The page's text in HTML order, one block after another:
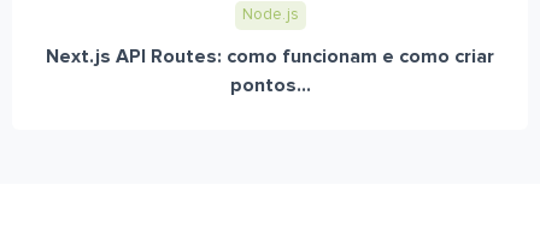
Node.js
Next.js API Routes: como funcionam e como criar
pontos...